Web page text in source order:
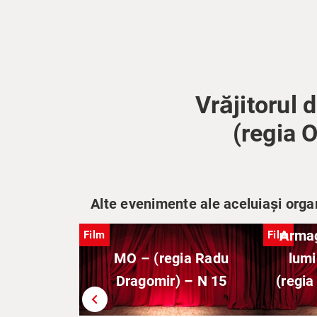
Vrăjitorul
(regia
Alte evenimente ale aceluiași
chevron_left
Film
MO – (regia Radu
Dragomir) – N 15
Film
(regia